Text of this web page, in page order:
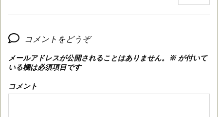
コメントをどうぞ
メールアドレスが公開されることはありません。 ※が付いて
いる欄は必須項目です
コメント